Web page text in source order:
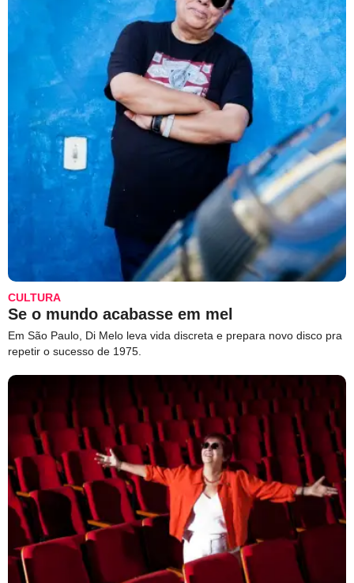
CULTURA
Se o mundo acabasse em mel
Em São Paulo, Di Melo leva vida discreta e prepara novo disco pra
repetir o sucesso de 1975.